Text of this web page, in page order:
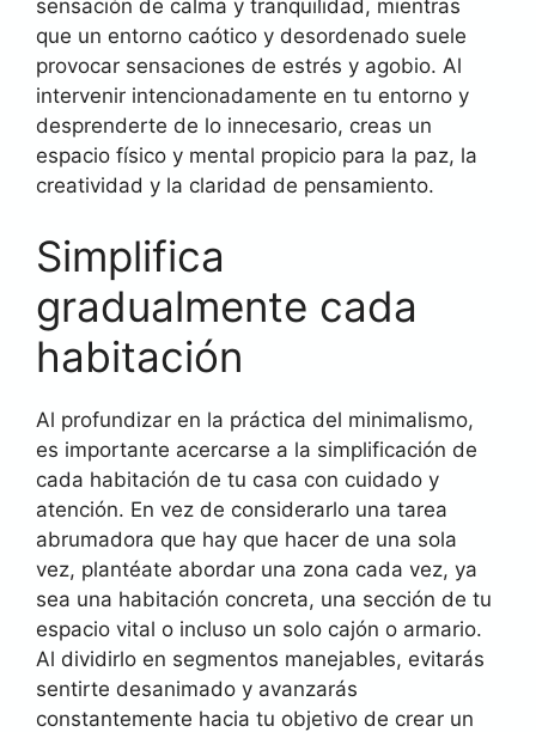
sensación de calma y tranquilidad, mientras
que un entorno caótico y desordenado suele
provocar sensaciones de estrés y agobio. Al
intervenir intencionadamente en tu entorno y
desprenderte de lo innecesario, creas un
espacio físico y mental propicio para la paz, la
creatividad y la claridad de pensamiento.
Simplifica
gradualmente cada
habitación
Al profundizar en la práctica del minimalismo,
es importante acercarse a la simplificación de
cada habitación de tu casa con cuidado y
atención. En vez de considerarlo una tarea
abrumadora que hay que hacer de una sola
vez, plantéate abordar una zona cada vez, ya
sea una habitación concreta, una sección de tu
espacio vital o incluso un solo cajón o armario.
Al dividirlo en segmentos manejables, evitarás
sentirte desanimado y avanzarás
constantemente hacia tu objetivo de crear un